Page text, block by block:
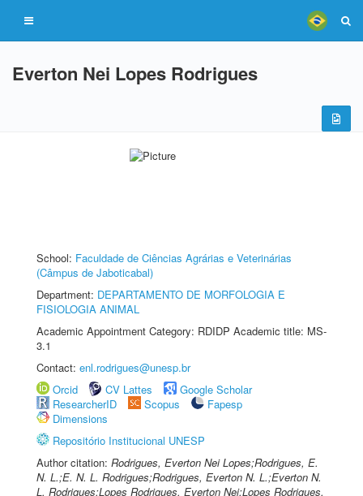
Everton Nei Lopes Rodrigues
School: Faculdade de Ciências Agrárias e Veterinárias
(Câmpus de Jaboticabal)
Department: DEPARTAMENTO DE MORFOLOGIA E
FISIOLOGIA ANIMAL
Academic Appointment Category: RDIDP Academic title: MS-
3.1
Contact: enl.rodrigues@unesp.br
Orcid
CV Lattes
Google Scholar
ResearcherID
Scopus
Fapesp
Dimensions
Repositório Institucional UNESP
Author citation: Rodrigues, Everton Nei Lopes;Rodrigues, E.
N. L.;E. N. L. Rodrigues;Rodrigues, Everton N. L.;Everton N.
L. Rodrigues;Lopes Rodrigues, Everton Nei;Lopes Rodrigues,